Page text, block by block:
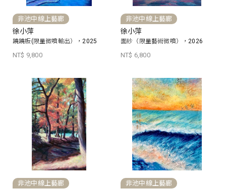
非池中線上藝廊
徐小萍
蹺蹺板(限量微噴輸出），2025
NT$ 9,800
非池中線上藝廊
徐小萍
面紗（限量藝術微噴），2026
NT$ 6,800
非池中線上藝廊 非池中線上藝廊